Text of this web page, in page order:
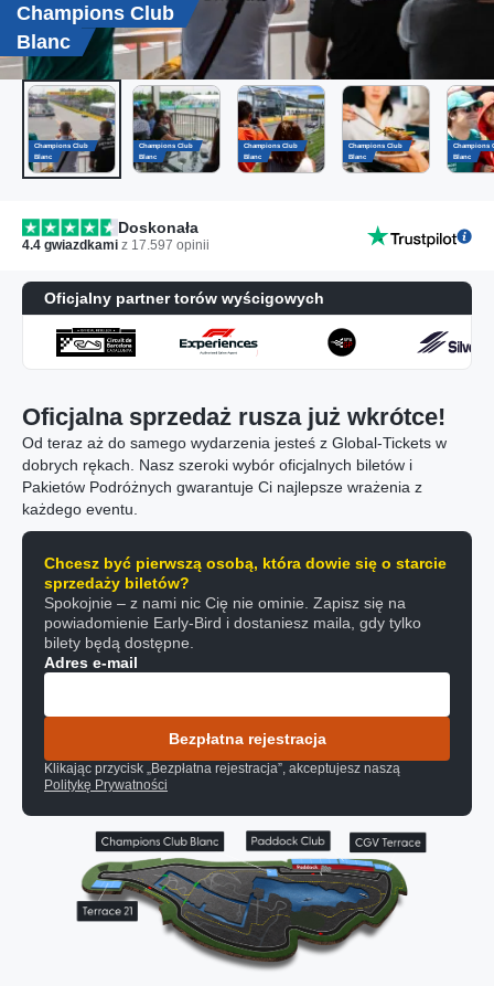
Champions Club
Blanc
Champions Club
Blanc
Champions Club
Blanc
Champions Club
Blanc
Champions Club
Blanc
Champions
Blanc
Doskonała
4.4 gwiazdkami z 17.597 opinii
Oficjalny partner torów wyścigowych
Oficjalna sprzedaż rusza już wkrótce!
Od teraz aż do samego wydarzenia jesteś z Global-Tickets w
dobrych rękach. Nasz szeroki wybór oficjalnych biletów i
Pakietów Podróżnych gwarantuje Ci najlepsze wrażenia z
każdego eventu.
Chcesz być pierwszą osobą, która dowie się o starcie
sprzedaży biletów?
Spokojnie – z nami nic Cię nie ominie. Zapisz się na
powiadomienie Early-Bird i dostaniesz maila, gdy tylko
bilety będą dostępne.
Adres e-mail
Bezpłatna rejestracja
Klikając przycisk „Bezpłatna rejestracja”, akceptujesz naszą
Politykę Prywatności